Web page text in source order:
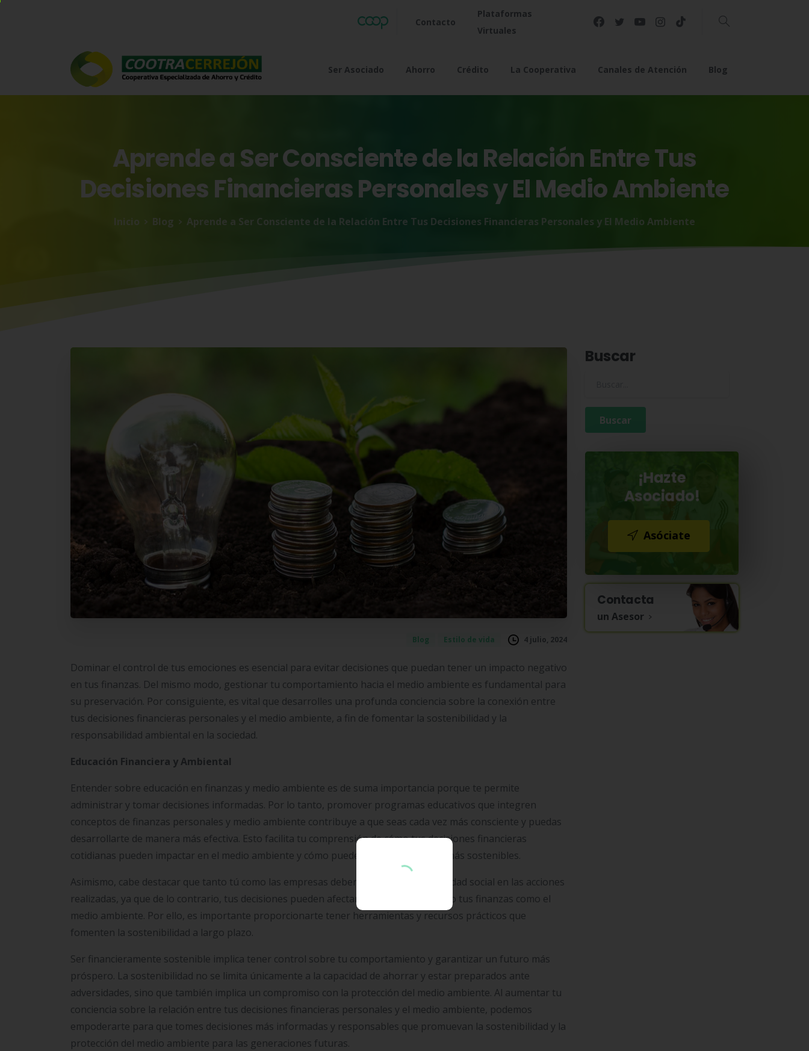
Contacto
Plataformas
Virtuales
Buscar
Ser Asociado Ahorro Crédito La Cooperativa Canales de Atención Blog
AprendeaSerConscientedelaRelaciónEntreTus
DecisionesFinancierasPersonalesyElMedioAmbiente
Inicio Blog Aprende a Ser Consciente de la Relación Entre Tus Decisiones Financieras Personales y El Medio Ambiente
Blog Estilo de vida 4 julio, 2024
Dominar el control de tus emociones es esencial para evitar decisiones que puedan tener un impacto negativo
en tus finanzas. Del mismo modo, gestionar tu comportamiento hacia el medio ambiente es fundamental para
su preservación. Por consiguiente, es vital que desarrolles una profunda conciencia sobre la conexión entre
tus decisiones financieras personales y el medio ambiente, a fin de fomentar la sostenibilidad y la
responsabilidad ambiental en la sociedad.
Educación Financiera y Ambiental
Entender sobre educación en finanzas y medio ambiente es de suma importancia porque te permite
administrar y tomar decisiones informadas. Por lo tanto, promover programas educativos que integren
conceptos de finanzas personales y medio ambiente contribuye a que seas cada vez más consciente y puedas
desarrollarte de manera más efectiva. Esto facilita tu comprensión de cómo tus decisiones financieras
cotidianas pueden impactar en el medio ambiente y cómo puedes tomar decisiones más sostenibles.
Asimismo, cabe destacar que tanto tú como las empresas deben asumir responsabilidad social en las acciones
realizadas, ya que de lo contrario, tus decisiones pueden afectar negativamente tanto tus finanzas como el
medio ambiente. Por ello, es importante proporcionarte tener herramientas y recursos prácticos que
fomenten la sostenibilidad a largo plazo.
Ser financieramente sostenible implica tener control sobre tu comportamiento y garantizar un futuro más
próspero. La sostenibilidad no se limita únicamente a la capacidad de ahorrar y estar preparados ante
adversidades, sino que también implica un compromiso con la protección del medio ambiente. Al aumentar tu
conciencia sobre la relación entre tus decisiones financieras personales y el medio ambiente, podemos
empoderarte para que tomes decisiones más informadas y responsables que promuevan la sostenibilidad y la
protección del medio ambiente para las generaciones futuras.
Buscar
¡Hazte
Asociado!
Asóciate
Contacta
un Asesor